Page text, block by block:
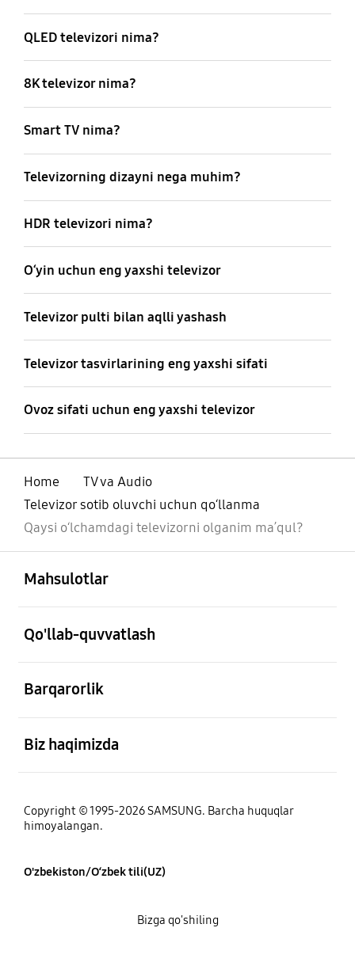
QLED televizori nima?
8K televizor nima?
Smart TV nima?
Televizorning dizayni nega muhim?
HDR televizori nima?
Oʻyin uchun eng yaxshi televizor
Televizor pulti bilan aqlli yashash
Televizor tasvirlarining eng yaxshi sifati
Ovoz sifati uchun eng yaxshi televizor
Home
TV va Audio
Televizor sotib oluvchi uchun qoʻllanma
Qaysi oʻlchamdagi televizorni olganim maʼqul?
Mahsulotlar
Qo'llab-quvvatlash
Barqarorlik
Biz haqimizda
Copyright © 1995-2026 SAMSUNG. Barcha huquqlar
himoyalangan.
O'zbekiston/O‘zbek tili(UZ)
Bizga qo'shiling